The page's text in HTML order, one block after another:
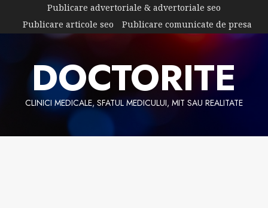
content
Publicare advertoriale & advertoriale seo
Publicare articole seo
Publicare comunicate de presa
DOCTORITE
CLINICI MEDICALE, SFATUL MEDICULUI, MIT SAU REALITATE